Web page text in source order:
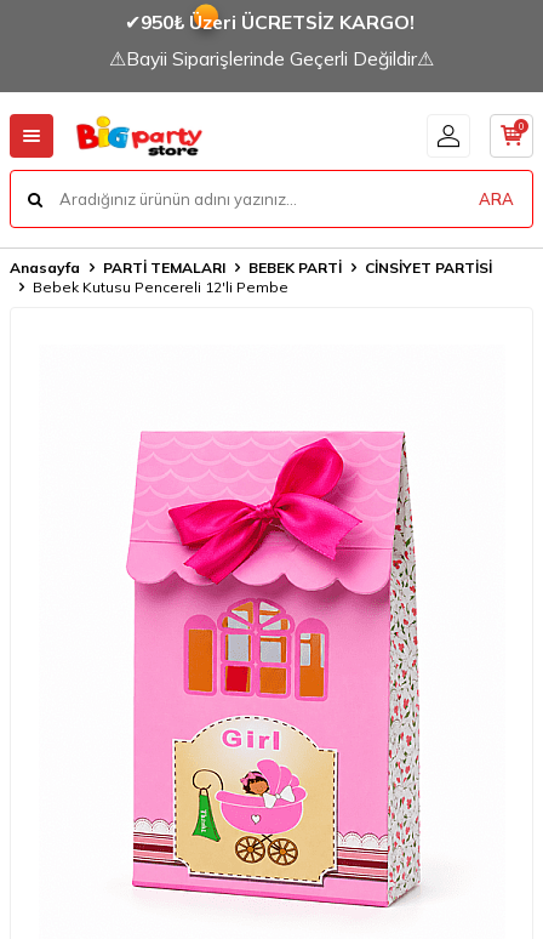
✔950₺ Üzeri ÜCRETSİZ KARGO!
⚠Bayii Siparişlerinde Geçerli Değildir⚠
ARA
0
Anasayfa PARTİ TEMALARI BEBEK PARTİ
CİNSİYET PARTİSİ
Bebek Kutusu Pencereli 12'li Pembe